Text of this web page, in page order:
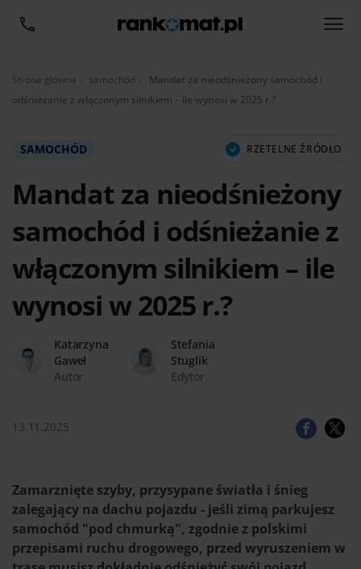
Strona główna samochód Aktualnie:
Mandat za nieodśnieżony samochód i
odśnieżanie z włączonym silnikiem – ile wynosi w 2025 r.?
SAMOCHÓD RZETELNE ŹRÓDŁO
Mandat za nieodśnieżony
samochód i odśnieżanie z
włączonym silnikiem – ile
wynosi w 2025 r.?
Katarzyna
Gaweł
Autor
Stefania
Stuglik
Edytor
13.11.2025
Zamarznięte szyby, przysypane światła i śnieg
zalegający na dachu pojazdu - jeśli zimą parkujesz
samochód "pod chmurką", zgodnie z polskimi
przepisami ruchu drogowego, przed wyruszeniem w